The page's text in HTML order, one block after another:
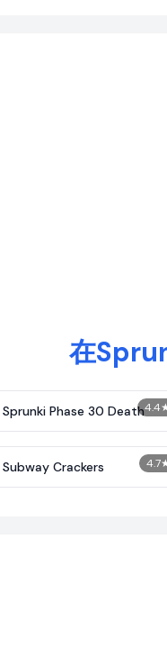
在
4.4
Sprunki Phase 30 Death
4.7
Subway Crackers